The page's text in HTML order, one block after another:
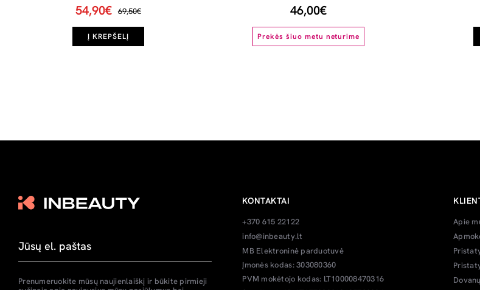
54,90€ 69,50€
Į KREPŠELĮ
46,00€
Prekės šiuo metu neturime
Prenumeruokite mūsų naujienlaiškį ir būkite pirmieji
KONTAKTAI
+370 615 22122
info@inbeauty.lt
MB Elektroninė parduotuvė
Įmonės kodas: 303080360
PVM mokėtojo kodas: LT100008470316
Apie